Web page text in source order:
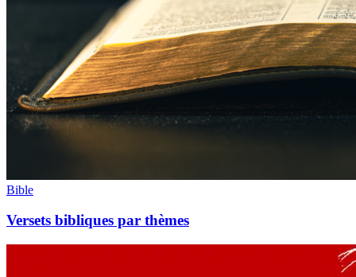
Bible
Versets bibliques par thèmes